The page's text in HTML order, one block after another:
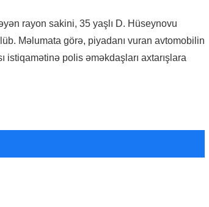
rayon sakini, 35 yaşlı D. Hüseynovu
Məlumata görə, piyadanı vuran avtomobilin
istiqamətinə polis əməkdaşları axtarışlara